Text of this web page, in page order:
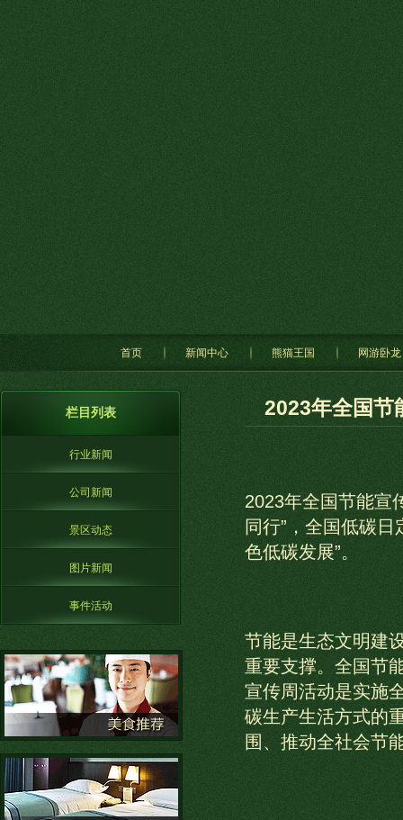
首页 新闻中心 熊猫王国 网游卧龙
栏目列表
行业新闻
公司新闻
景区动态
图片新闻
事件活动
2023年全国节
2023年全国节能宣
同行”，全国低碳
色低碳发展”。
节能是生态文明建
重要支撑。全国节
宣传周活动是实施
碳生产生活方式的
围、推动全社会节